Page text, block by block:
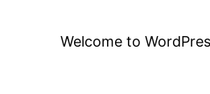
Welcome to